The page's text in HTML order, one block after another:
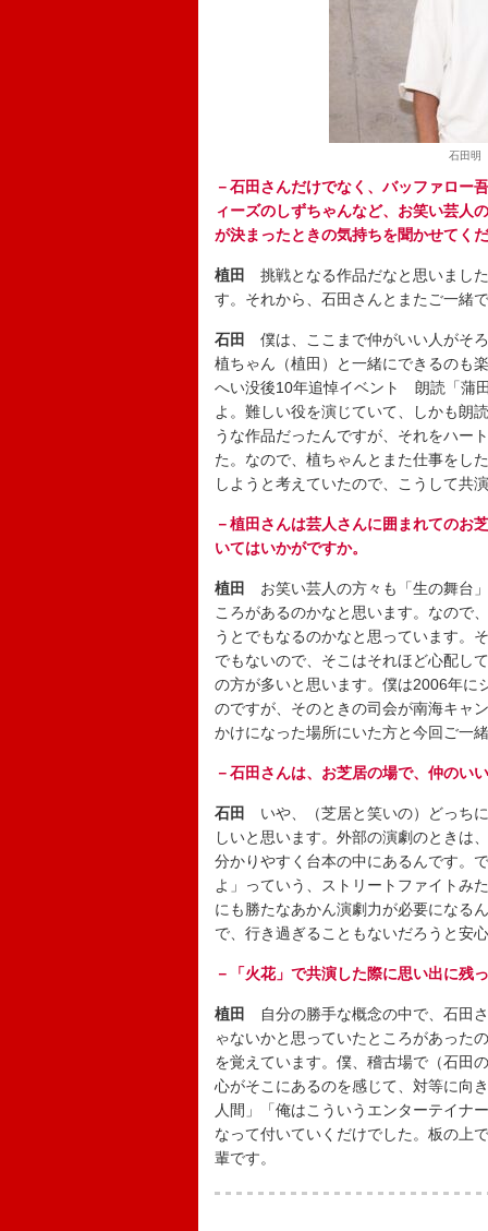
石田明
－石田さんだけでなく、バッファロー
ィーズのしずちゃんなど、お笑い芸人
が決まったときの気持ちを聞かせてく
植田
挑戦となる作品だなと思いまし
す。それから、石田さんとまたご一緒
石田
僕は、ここまで仲がいい人がそ
植ちゃん（植田）と一緒にできるのも
へい没後10年追悼イベント 朗読「蒲
よ。難しい役を演じていて、しかも朗
うな作品だったんですが、それをハー
た。なので、植ちゃんとまた仕事をし
しようと考えていたので、こうして共
－植田さんは芸人さんに囲まれてのお
いてはいかがですか。
植田
お笑い芸人の方々も「生の舞台
ころがあるのかなと思います。なので
うとでもなるのかなと思っています。
でもないので、そこはそれほど心配し
の方が多いと思います。僕は2006年に
のですが、そのときの司会が南海キャ
かけになった場所にいた方と今回ご一
－石田さんは、お芝居の場で、仲のい
石田
いや、（芝居と笑いの）どっち
しいと思います。外部の演劇のときは
分かりやすく台本の中にあるんです。
よ」っていう、ストリートファイトみ
にも勝たなあかん演劇力が必要になる
で、行き過ぎることもないだろうと安
－「火花」で共演した際に思い出に残
植田
自分の勝手な概念の中で、石田
ゃないかと思っていたところがあった
を覚えています。僕、稽古場で（石田
心がそこにあるのを感じて、対等に向
人間」「俺はこういうエンターテイナ
なって付いていくだけでした。板の上
輩です。